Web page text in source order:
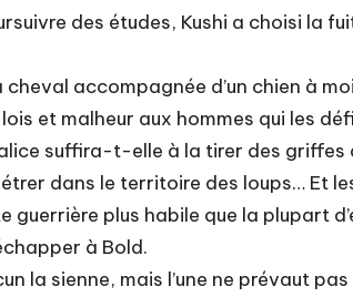
des études, Kushi a choisi la
accompagnée d’un chien à
et malheur aux hommes qui les
suffira-t-elle à la tirer des griffes
dans le territoire des loups… Et
guerrière plus habile que la plupart
à Bold.
la sienne, mais l’une ne prévaut pas